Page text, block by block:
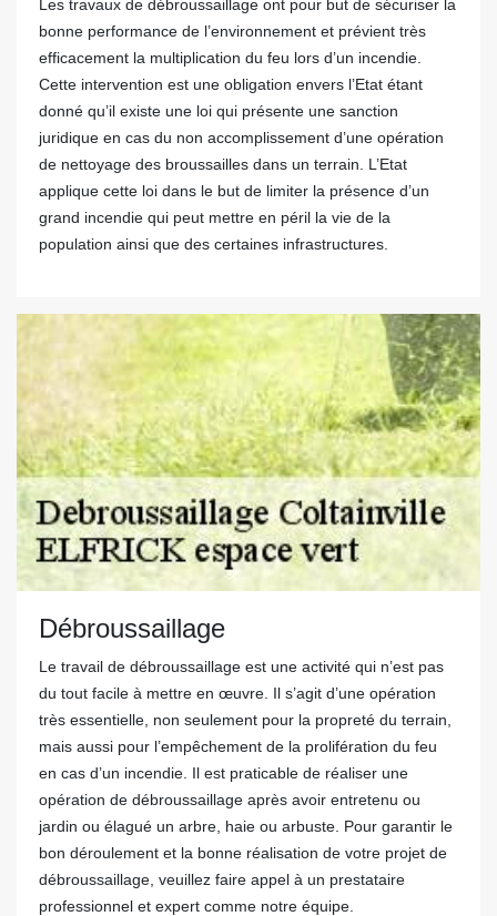
Les travaux de débroussaillage ont pour but de sécuriser la
bonne performance de l’environnement et prévient très
efficacement la multiplication du feu lors d’un incendie.
Cette intervention est une obligation envers l’Etat étant
donné qu’il existe une loi qui présente une sanction
juridique en cas du non accomplissement d’une opération
de nettoyage des broussailles dans un terrain. L’Etat
applique cette loi dans le but de limiter la présence d’un
grand incendie qui peut mettre en péril la vie de la
population ainsi que des certaines infrastructures.
Débroussaillage
Le travail de débroussaillage est une activité qui n’est pas
du tout facile à mettre en œuvre. Il s’agit d’une opération
très essentielle, non seulement pour la propreté du terrain,
mais aussi pour l’empêchement de la prolifération du feu
en cas d’un incendie. Il est praticable de réaliser une
opération de débroussaillage après avoir entretenu ou
jardin ou élagué un arbre, haie ou arbuste. Pour garantir le
bon déroulement et la bonne réalisation de votre projet de
débroussaillage, veuillez faire appel à un prestataire
professionnel et expert comme notre équipe.